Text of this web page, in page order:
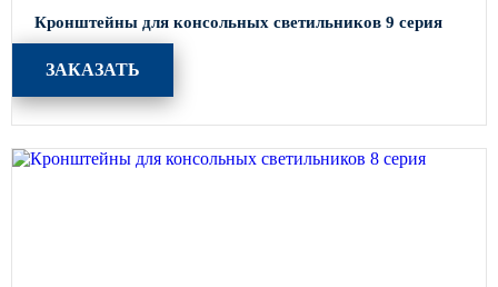
Кронштейны для консольных светильников 9 серия
ЗАКАЗАТЬ